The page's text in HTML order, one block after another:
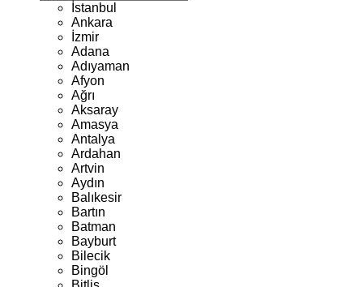
İstanbul
Ankara
İzmir
Adana
Adıyaman
Afyon
Ağrı
Aksaray
Amasya
Antalya
Ardahan
Artvin
Aydın
Balıkesir
Bartın
Batman
Bayburt
Bilecik
Bingöl